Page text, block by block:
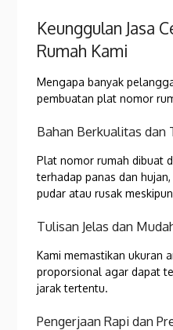
Keunggulan Jasa
Rumah Kami
Mengapa banyak
pembuatan plat nomor
Bahan Berkualitas dan
Plat nomor rumah dibuat
terhadap panas dan
pudar atau rusak
Tulisan Jelas dan
Kami memastikan ukuran
proporsional agar dapat
jarak tertentu.
Pengerjaan Rapi dan